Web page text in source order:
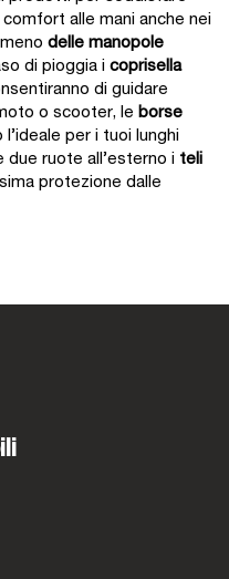
alle mani anche nei
delle manopole
di pioggia i coprisella
di guidare
o scooter, le borse
l’ideale per i tuoi lunghi
ruote all’esterno i teli
protezione dalle